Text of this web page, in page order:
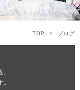
TOP > ブログ